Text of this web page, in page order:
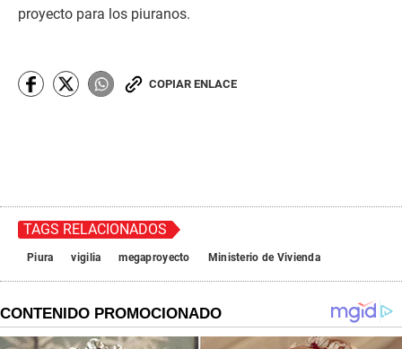
proyecto para los piuranos.
COPIAR ENLACE
TAGS RELACIONADOS
Piura vigilia megaproyecto Ministerio de Vivienda